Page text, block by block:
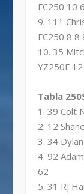
FC250 10
9. 111
FC250 8 8
10. 35
YZ250F
Tabla
1. 39 Colt
2. 12
3. 34
4. 92
62
5. 31 Rj